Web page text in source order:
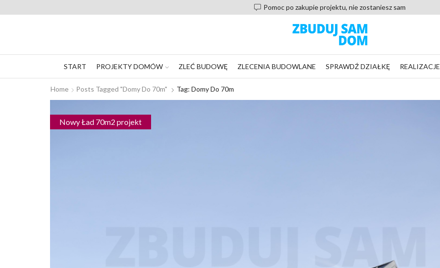
Pomoc po zakupie projektu, nie zostaniesz sam
START PROJEKTY DOMÓW ZLEĆ BUDOWĘ ZLECENIA BUDOWLANE SPRAWDŹ DZIAŁKĘ REALIZACJE
Home Posts Tagged "domy Do 70m" Tag: Domy Do 70m
Nowy Ład 70m2 projekt